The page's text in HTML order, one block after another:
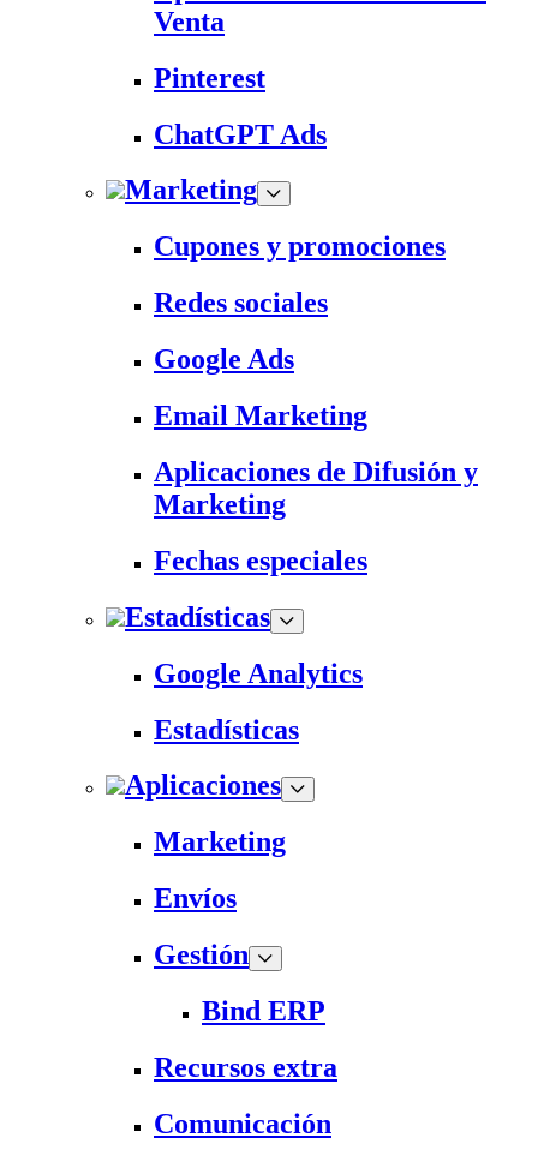
Venta
Pinterest
ChatGPT Ads
Marketing
Cupones y promociones
Redes sociales
Google Ads
Email Marketing
Aplicaciones de Difusión y
Marketing
Fechas especiales
Estadísticas
Google Analytics
Estadísticas
Aplicaciones
Marketing
Envíos
Gestión
Bind ERP
Recursos extra
Comunicación